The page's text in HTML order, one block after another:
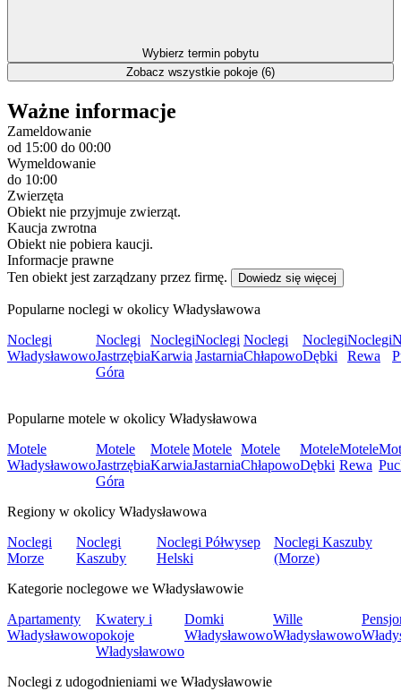
Wybierz termin pobytu
Zobacz wszystkie pokoje (6)
Ważne informacje
Zameldowanie
od 15:00 do 00:00
Wymeldowanie
do 10:00
Zwierzęta
Obiekt nie przyjmuje zwierząt.
Kaucja zwrotna
Obiekt nie pobiera kaucji.
Informacje prawne
Ten obiekt jest zarządzany przez firmę.
Dowiedz się więcej
Popularne noclegi w okolicy Władysławowa
Noclegi
Władysławowo
Noclegi
Jastrzębia
Góra
Noclegi
Karwia
Noclegi
Jastarnia
Noclegi
Chłapowo
Noclegi
Dębki
Noclegi
Rewa
Popularne motele w okolicy Władysławowa
Motele
Władysławowo
Motele
Jastrzębia
Góra
Motele
Karwia
Motele
Jastarnia
Motele
Chłapowo
Motele
Dębki
Motele
Rewa
Regiony w okolicy Władysławowa
Noclegi
Morze
Noclegi
Kaszuby
Noclegi Półwysep
Helski
Noclegi Kaszuby
(Morze)
Kategorie noclegowe we Władysławowie
Apartamenty
Władysławowo
Kwatery i
pokoje
Władysławowo
Domki
Władysławowo
Wille
Władysławowo
Noclegi z udogodnieniami we Władysławowie